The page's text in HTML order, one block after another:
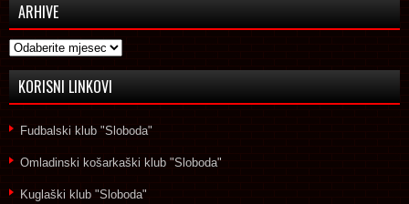
ARHIVE
Arhive
KORISNI LINKOVI
Fudbalski klub "Sloboda"
Omladinski košarkaški klub "Sloboda"
Kuglaški klub "Sloboda"